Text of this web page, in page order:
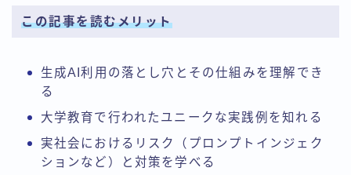
この記事を読むメリット
生成AI利用の落とし穴とその仕組みを理解でき
る
大学教育で行われたユニークな実践例を知れる
実社会におけるリスク（プロンプトインジェク
ションなど）と対策を学べる